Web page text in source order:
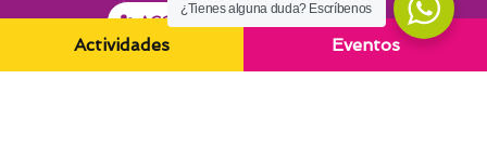
ACCESO SEGURO ASAMBLEA
Carrera 35A No. 49-55 Bucaramanga, Colombia
Actividades Eventos
¿Tienes alguna duda? Escríbenos